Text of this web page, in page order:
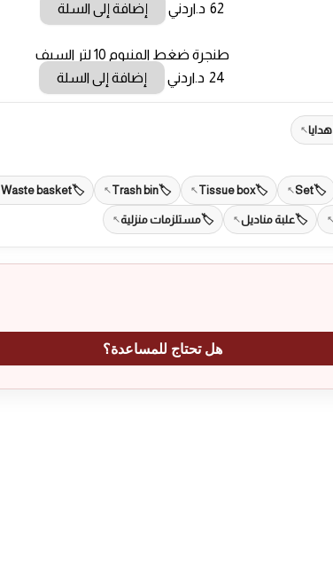
62 د.اردني إضافة إلى السلة
طنجرة ضغط المنيوم 10 لتر السيف
24 د.اردني إضافة إلى السلة
هدايا
Set
Tissue box
Trash bin
Waste basket
علبة مناديل مستلزمات منزلية
هل تحتاج للمساعدة؟